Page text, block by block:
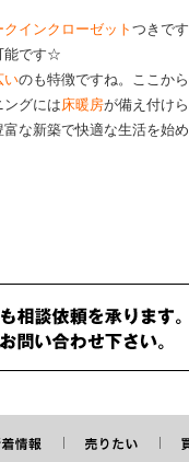
クインクローゼット つきです
能です☆
いのも特徴ですね。ここか
ングには床暖房が備え付け
な新築で快適な生活を始